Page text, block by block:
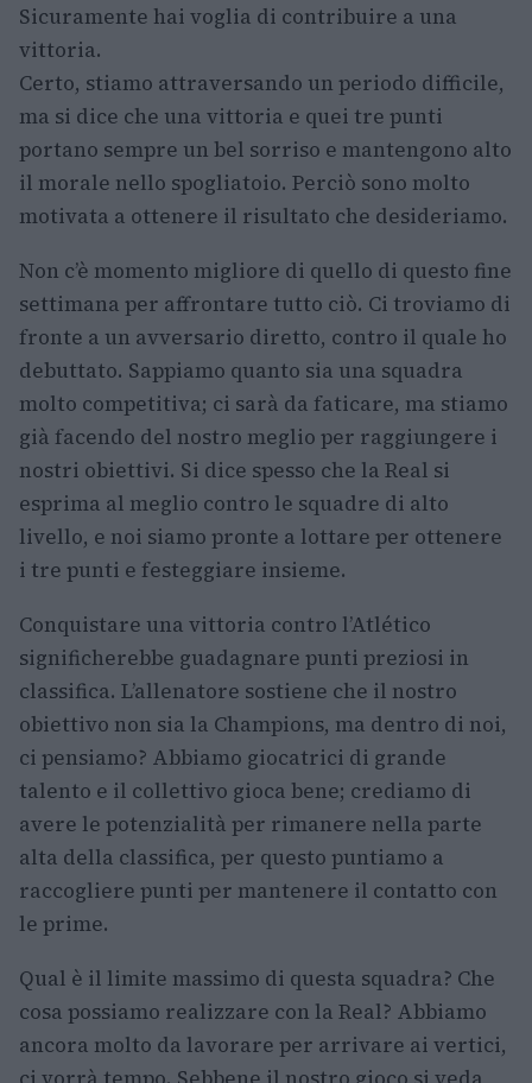
Sicuramente hai voglia di contribuire a una
vittoria.
Certo, stiamo attraversando un periodo difficile,
ma si dice che una vittoria e quei tre punti
portano sempre un bel sorriso e mantengono alto
il morale nello spogliatoio. Perciò sono molto
motivata a ottenere il risultato che desideriamo.
Non c’è momento migliore di quello di questo fine
settimana per affrontare tutto ciò. Ci troviamo di
fronte a un avversario diretto, contro il quale ho
debuttato. Sappiamo quanto sia una squadra
molto competitiva; ci sarà da faticare, ma stiamo
già facendo del nostro meglio per raggiungere i
nostri obiettivi. Si dice spesso che la Real si
esprima al meglio contro le squadre di alto
livello, e noi siamo pronte a lottare per ottenere
i tre punti e festeggiare insieme.
Conquistare una vittoria contro l’Atlético
significherebbe guadagnare punti preziosi in
classifica. L’allenatore sostiene che il nostro
obiettivo non sia la Champions, ma dentro di noi,
ci pensiamo? Abbiamo giocatrici di grande
talento e il collettivo gioca bene; crediamo di
avere le potenzialità per rimanere nella parte
alta della classifica, per questo puntiamo a
raccogliere punti per mantenere il contatto con
le prime.
Qual è il limite massimo di questa squadra? Che
cosa possiamo realizzare con la Real? Abbiamo
ancora molto da lavorare per arrivare ai vertici,